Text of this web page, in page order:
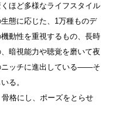
ほど多様なライフスタイル
態に応じた、1万種ものデ
動性を重視するもの、長時
暗視能力や聴覚を磨いて夜
ニッチに進出している――そ
る。
格にし、ポーズをとらせ